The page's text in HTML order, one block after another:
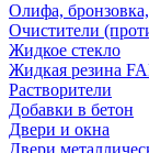
Олифа, бронзовка,
Очистители
Жидкое стекло
Жидкая резина
Растворители
Добавки в бетон
Двери и окна
Двери